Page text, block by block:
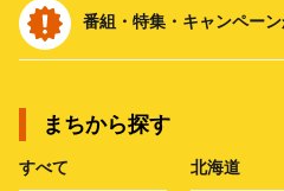
番組・特集・キャンペー
まちから探す
すべて 北海道